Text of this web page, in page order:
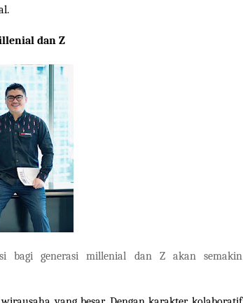
dan Z
bagi generasi millenial dan Z akan semakin